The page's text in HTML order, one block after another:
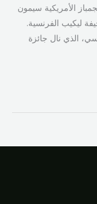
الجمباز الأمريكية سيمون
2023، من قبل صحيفة ليكيب الفرنسية.
ليونيل ميسي، الذي نال جائزة